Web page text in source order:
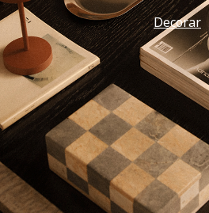
Decorar